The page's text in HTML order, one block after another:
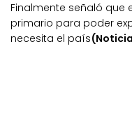
Finalmente señaló que
primario para poder
necesita el país